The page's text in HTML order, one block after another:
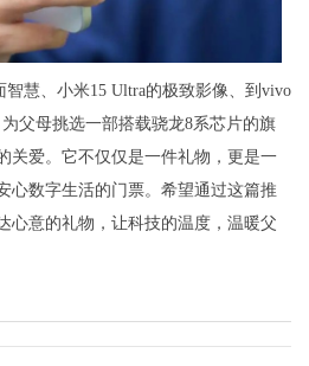
智慧、小米15 Ultra的极致影像、到vivo
父母挑选一部搭载骁龙8系芯片的旗
关爱。它不仅仅是一件礼物，更是一
心数字生活的门票。希望通过这篇推
心意的礼物，让科技的温度，温暖父